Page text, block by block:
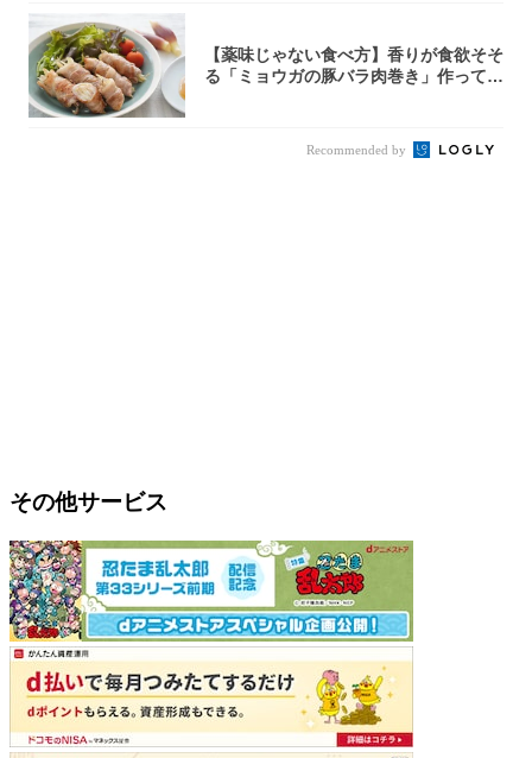
【薬味じゃない食べ方】香りが食欲そそ
る「ミョウガの豚バラ肉巻き」作ってみ
Recommended by
その他サービス